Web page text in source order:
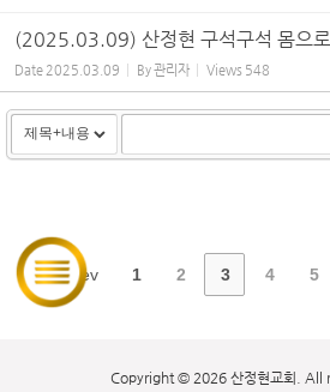
(2025.03.09) 산정현 구석구석 몸으
Date 2025.03.09 By관리자 Views 548
Prev 1 2 3 4 5
Copyright © 2026 산정현교회. All